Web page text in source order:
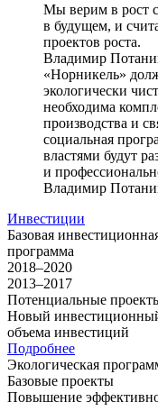
Мы верим в рост
в будущем, и
проектов роста.
Владимир
«Норникель»
экологически
необходима
производства и
социальная
властями будут
и
Владимир
Инвестиции
Базовая
программа
2018–2020
2013–2017
Потенциальные
Новый
объема инвестиций
Подробнее
Экологическая
Базовые проекты
Повышение